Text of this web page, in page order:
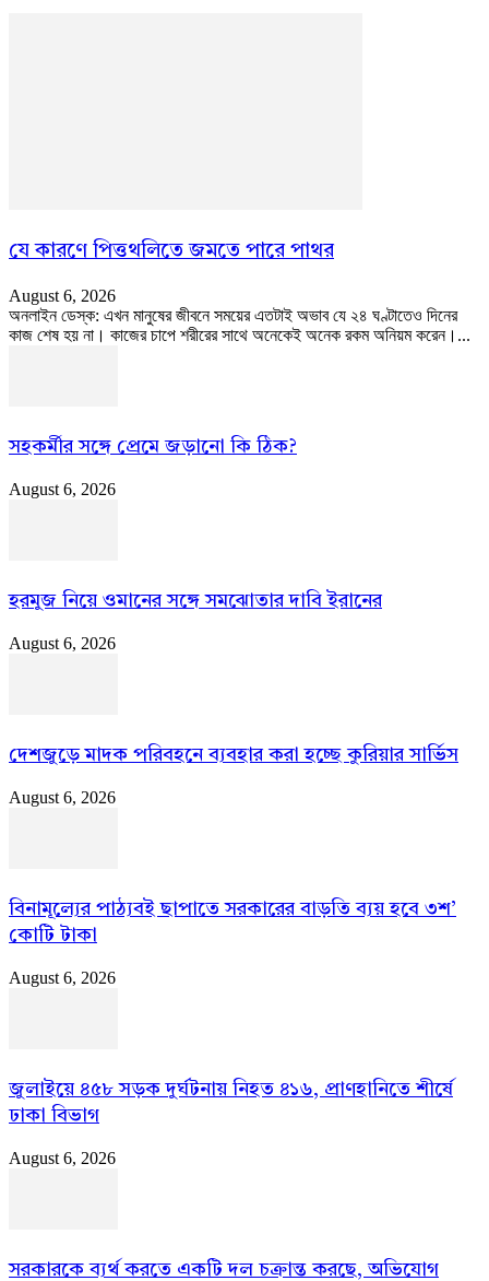
যে কারণে পিত্তথলিতে জমতে পারে পাথর
August 6, 2026
অনলাইন ডেস্ক: এখন মানুষের জীবনে সময়ের এতটাই অভাব যে ২৪ ঘণ্টাতেও দিনের
কাজ শেষ হয় না। কাজের চাপে শরীরের সাথে অনেকেই অনেক রকম অনিয়ম করেন।...
সহকর্মীর সঙ্গে প্রেমে জড়ানো কি ঠিক?
August 6, 2026
হরমুজ নিয়ে ওমানের সঙ্গে সমঝোতার দাবি ইরানের
August 6, 2026
দেশজুড়ে মাদক পরিবহনে ব্যবহার করা হচ্ছে কুরিয়ার সার্ভিস
August 6, 2026
বিনামূল্যের পাঠ্যবই ছাপাতে সরকারের বাড়তি ব্যয় হবে ৩শ’
কোটি টাকা
August 6, 2026
জুলাইয়ে ৪৫৮ সড়ক দুর্ঘটনায় নিহত ৪১৬, প্রাণহানিতে শীর্ষে
ঢাকা বিভাগ
August 6, 2026
সরকারকে ব্যর্থ করতে একটি দল চক্রান্ত করছে, অভিযোগ